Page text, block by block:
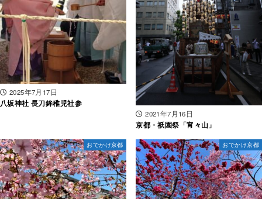
2025年7月17日
八坂神社 長刀鉾稚児社参
2021年7月16日
京都・祇園祭「宵々山」
おでかけ京都 おでかけ京都